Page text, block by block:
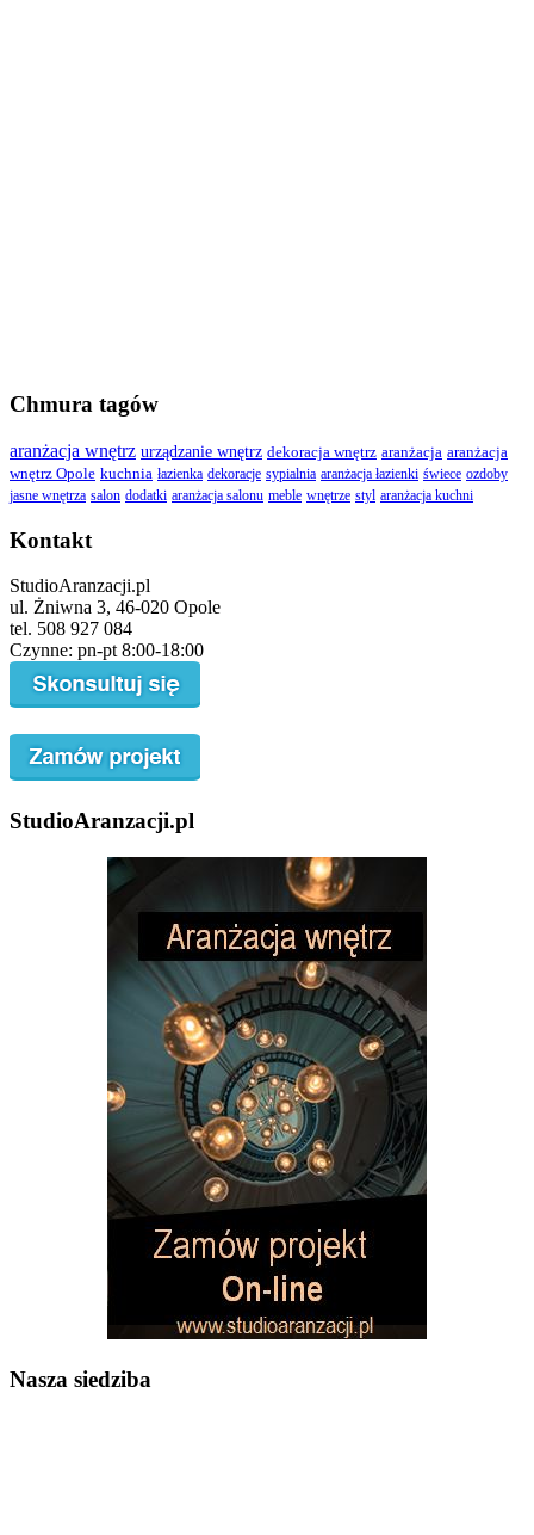
Chmura tagów
aranżacja wnętrz urządzanie wnętrz dekoracja wnętrz aranżacja aranżacja
wnętrz Opole kuchnia łazienka dekoracje sypialnia aranżacja łazienki świece ozdoby
jasne wnętrza salon dodatki aranżacja salonu meble wnętrze styl aranżacja kuchni
Kontakt
StudioAranzacji.pl
ul. Żniwna 3, 46-020 Opole
tel. 508 927 084
Czynne: pn-pt 8:00-18:00
StudioAranzacji.pl
Nasza siedziba